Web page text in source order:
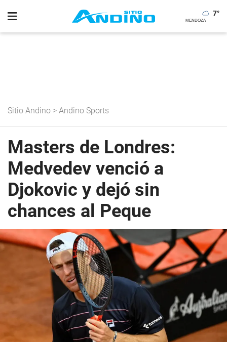
7°
Sitio Andino > Andino Sports
Masters de Londres:
Medvedev venció a
Djokovic y dejó sin
chances al Peque